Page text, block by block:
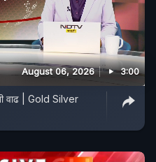
August 06, 2026 3:00
वाढ | Gold Silver